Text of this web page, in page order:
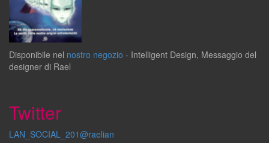
Disponibile nel nostro negozio - Intelligent Design, Messaggio del
designer di Rael
Twitter
LAN_SOCIAL_201@raelian